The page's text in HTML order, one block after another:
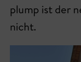
plump ist der
nicht.